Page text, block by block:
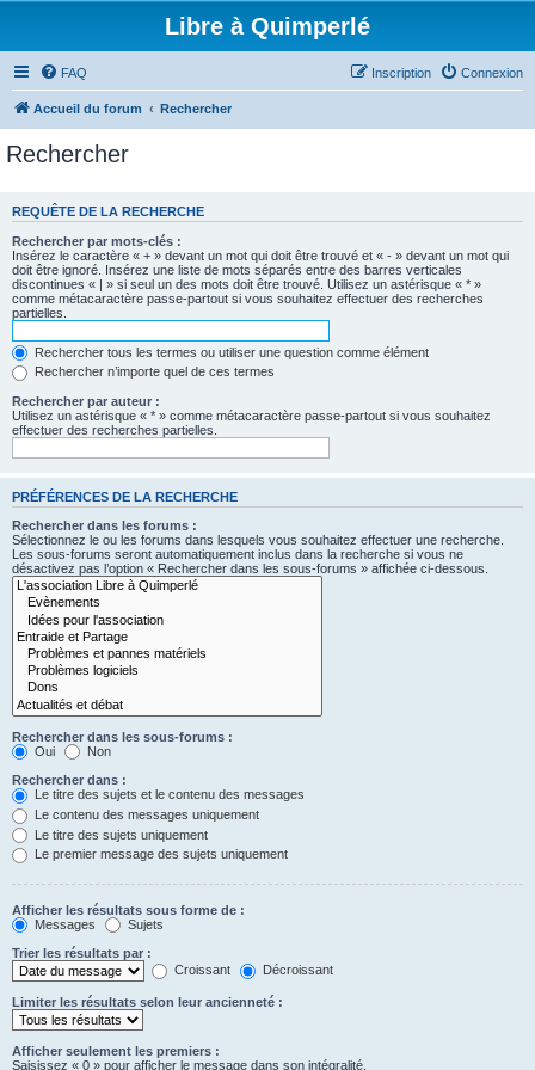
Libre à Quimperlé
FAQ Connexion
Inscription
Accueil du forum Rechercher
Rechercher
REQUÊTE DE LA RECHERCHE
Rechercher par mots-clés :
Insérez le caractère « + » devant un mot qui doit être trouvé et « - » devant un mot qui
doit être ignoré. Insérez une liste de mots séparés entre des barres verticales
discontinues « | » si seul un des mots doit être trouvé. Utilisez un astérisque « * »
comme métacaractère passe-partout si vous souhaitez effectuer des recherches
partielles.
Rechercher tous les termes ou utiliser une question comme élément
Rechercher n’importe quel de ces termes
Rechercher par auteur :
Utilisez un astérisque « * » comme métacaractère passe-partout si vous souhaitez
effectuer des recherches partielles.
PRÉFÉRENCES DE LA RECHERCHE
Rechercher dans les forums :
Sélectionnez le ou les forums dans lesquels vous souhaitez effectuer une recherche.
Les sous-forums seront automatiquement inclus dans la recherche si vous ne
désactivez pas l’option « Rechercher dans les sous-forums » affichée ci-dessous.
Rechercher dans les sous-forums :
Oui
Non
Rechercher dans :
Le titre des sujets et le contenu des messages
Le contenu des messages uniquement
Le titre des sujets uniquement
Le premier message des sujets uniquement
Afficher les résultats sous forme de :
Messages
Sujets
Trier les résultats par :
Croissant
Décroissant
Limiter les résultats selon leur ancienneté :
Afficher seulement les premiers :
Saisissez « 0 » pour afficher le message dans son intégralité.